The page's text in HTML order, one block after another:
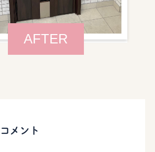
AFTER
メント